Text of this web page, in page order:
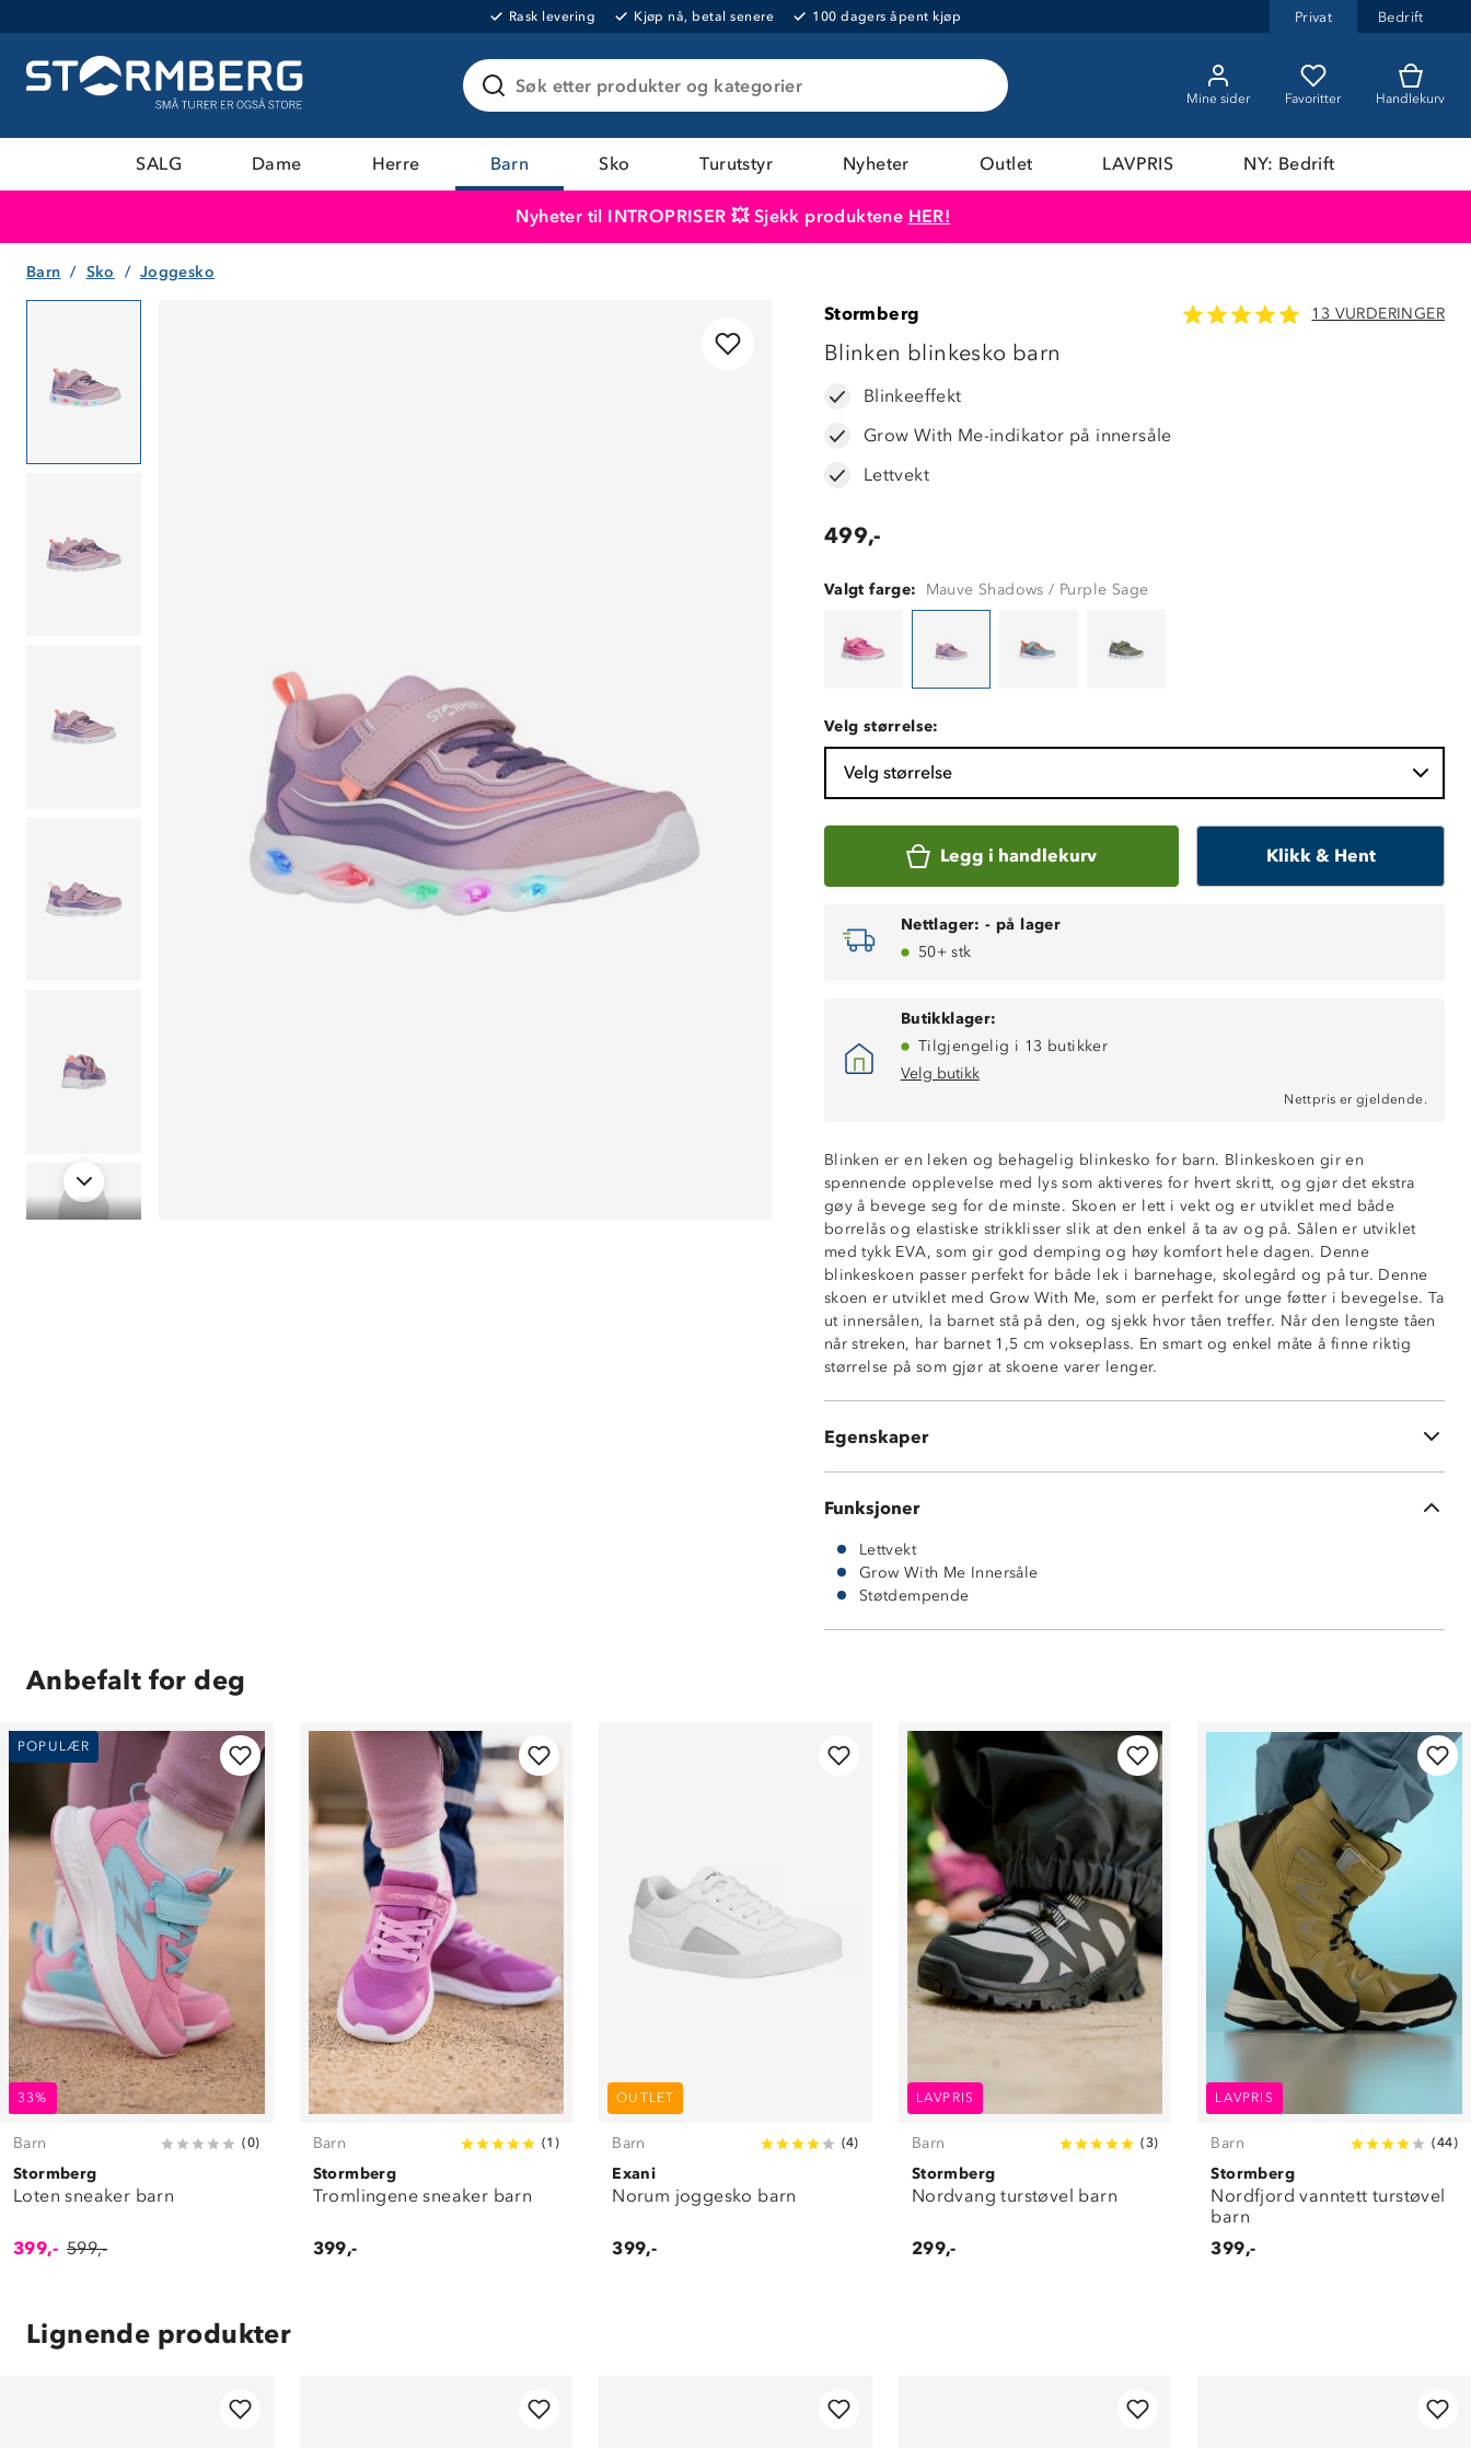
Rask levering Kjøp nå, betal senere 100 dagers åpent kjøp Privat Bedrift
Søk etter produkter og kategorier
Mine sider Favoritter Handlekurv
SALG Dame Herre Barn Sko Turutstyr Nyheter Outlet LAVPRIS NY: Bedrift
Nyheter til INTROPRISER 💥 Sjekk produktene HER!
Barn Sko Joggesko
Stormberg 13 VURDERINGER
Blinken blinkesko barn
Blinkeeffekt
Grow With Me-indikator på innersåle
Lettvekt
499,-
Valgt farge: Mauve Shadows / Purple Sage
Velg størrelse:
Velg størrelse
Legg i handlekurv Klikk & Hent
Nettlager: - på lager
50+ stk
Butikklager:
Tilgjengelig i 13 butikker
Velg butikk
Nettpris er gjeldende.
Blinken er en leken og behagelig blinkesko for barn. Blinkeskoen gir en
spennende opplevelse med lys som aktiveres for hvert skritt, og gjør det ekstra
gøy å bevege seg for de minste. Skoen er lett i vekt og er utviklet med både
borrelås og elastiske strikklisser slik at den enkel å ta av og på. Sålen er utviklet
med tykk EVA, som gir god demping og høy komfort hele dagen. Denne
blinkeskoen passer perfekt for både lek i barnehage, skolegård og på tur. Denne
skoen er utviklet med Grow With Me, som er perfekt for unge føtter i bevegelse. Ta
ut innersålen, la barnet stå på den, og sjekk hvor tåen treffer. Når den lengste tåen
når streken, har barnet 1,5 cm vokseplass. En smart og enkel måte å finne riktig
størrelse på som gjør at skoene varer lenger.
Egenskaper
Blinkeeffekt
Grow With Me-indikator på innersåle
Lettvekt
Elastiske strikklisser
Funksjoner
Lettvekt
Grow With Me Innersåle
Støtdempende
Anbefalt for deg
POPULÆR
33%
Barn (0)
Stormberg
Loten sneaker barn
399,- 599,-
Barn (1 )
Stormberg
Tromlingene sneaker barn
399,-
OUTLET
Barn (4)
Exani
Norum joggesko barn
399,-
LAVPRIS
Barn (3)
Stormberg
Nordvang turstøvel barn
299,-
LAVPRIS
Barn (44)
Stormberg
Nordfjord vanntett turstøvel
barn
399,-
Lignende produkter